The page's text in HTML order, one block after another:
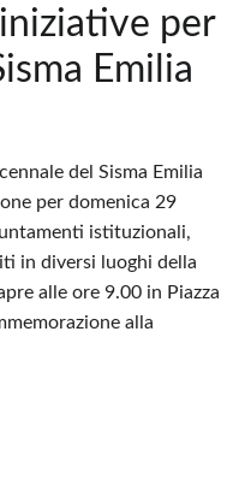
per
Emilia
del Sisma Emilia
per domenica 29
istituzionali,
in diversi luoghi della
alle ore 9.00 in Piazza
alla